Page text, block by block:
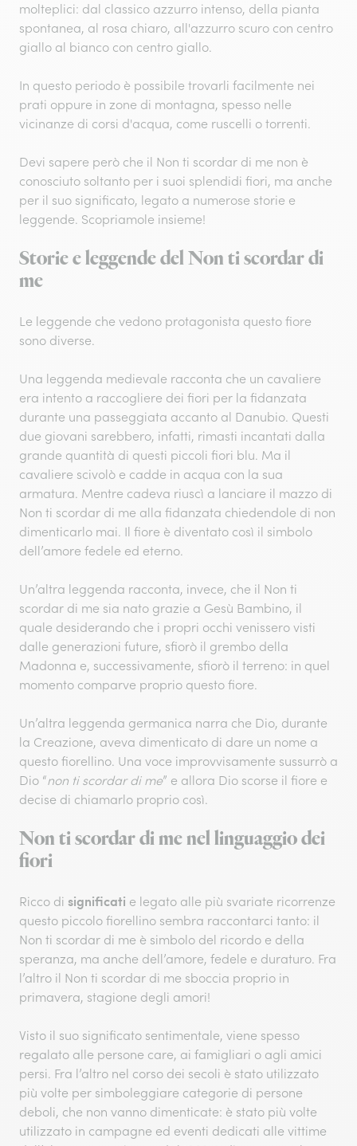
molteplici: dal classico azzurro intenso, della pianta
spontanea, al rosa chiaro, all'azzurro scuro con centro
giallo al bianco con centro giallo.
In questo periodo è possibile trovarli facilmente nei
prati oppure in zone di montagna, spesso nelle
vicinanze di corsi d'acqua, come ruscelli o torrenti.
Devi sapere però che il Non ti scordar di me non è
conosciuto soltanto per i suoi splendidi fiori, ma anche
per il suo significato, legato a numerose storie e
leggende. Scopriamole insieme!
Storie e leggende del Non ti scordar di
me
Le leggende che vedono protagonista questo fiore
sono diverse.
Una leggenda medievale racconta che un cavaliere
era intento a raccogliere dei fiori per la fidanzata
durante una passeggiata accanto al Danubio. Questi
due giovani sarebbero, infatti, rimasti incantati dalla
grande quantità di questi piccoli fiori blu. Ma il
cavaliere scivolò e cadde in acqua con la sua
armatura. Mentre cadeva riuscì a lanciare il mazzo di
Non ti scordar di me alla fidanzata chiedendole di non
dimenticarlo mai. Il fiore è diventato così il simbolo
dell’amore fedele ed eterno.
Un’altra leggenda racconta, invece, che il Non ti
scordar di me sia nato grazie a Gesù Bambino, il
quale desiderando che i propri occhi venissero visti
dalle generazioni future, sfiorò il grembo della
Madonna e, successivamente, sfiorò il terreno: in quel
momento comparve proprio questo fiore.
Un’altra leggenda germanica narra che Dio, durante
la Creazione, aveva dimenticato di dare un nome a
questo fiorellino. Una voce improvvisamente sussurrò a
Dio “non ti scordar di me” e allora Dio scorse il fiore e
decise di chiamarlo proprio così.
Non ti scordar di me nel linguaggio dei
fiori
Ricco di significati e legato alle più svariate ricorrenze
questo piccolo fiorellino sembra raccontarci tanto: il
Non ti scordar di me è simbolo del ricordo e della
speranza, ma anche dell’amore, fedele e duraturo. Fra
l’altro il Non ti scordar di me sboccia proprio in
primavera, stagione degli amori!
Visto il suo significato sentimentale, viene spesso
regalato alle persone care, ai famigliari o agli amici
persi. Fra l’altro nel corso dei secoli è stato utilizzato
più volte per simboleggiare categorie di persone
deboli, che non vanno dimenticate: è stato più volte
utilizzato in campagne ed eventi dedicati alle vittime